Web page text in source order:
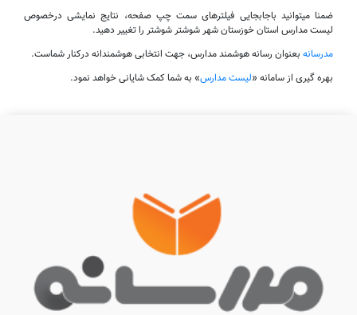
ضمنا میتوانید باجابجایی فیلترهای سمت چپ صفحه، نتایج نمایشی درخصوص
لیست مدارس استان خوزستان شهر شوشتر شوشتر را تغییر دهید.
مدرسانه بعنوان رسانه هوشمند مدارس، جهت انتخابی هوشمندانه درکنار شماست.
بهره گیری از سامانه «لیست مدارس» به شما کمک شایانی خواهد نمود.